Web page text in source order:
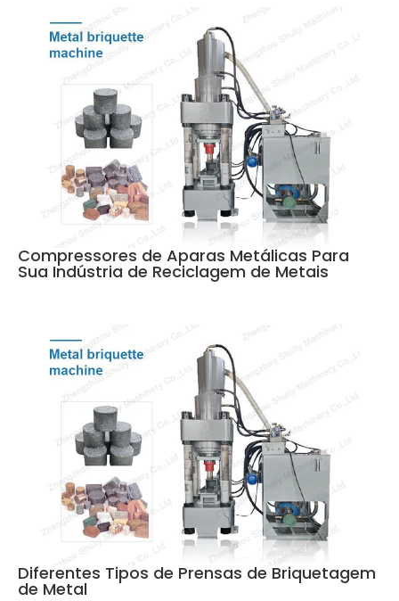
Compressores de Aparas Metálicas Para
Sua Indústria de Reciclagem de Metais
Diferentes Tipos de Prensas de Briquetagem
de Metal